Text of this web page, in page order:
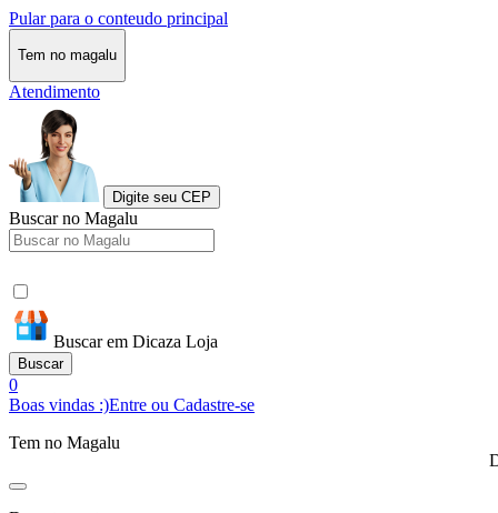
Pular para o conteudo principal
Tem no magalu
Atendimento
Digite seu CEP
Buscar no Magalu
Buscar em Dicaza Loja
Buscar
0
Boas vindas :)Entre ou Cadastre-se
Tem no Magalu